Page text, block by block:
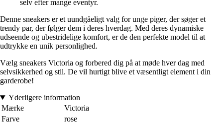
selv efter mange eventyr.
Denne sneakers er et uundgåeligt valg for unge piger, der søger et
trendy par, der følger dem i deres hverdag. Med deres dynamiske
udseende og ubestridelige komfort, er de den perfekte model til at
udtrykke en unik personlighed.
Vælg sneakers Victoria og forbered dig på at møde hver dag med
selvsikkerhed og stil. De vil hurtigt blive et væsentligt element i din
garderobe!
Yderligere information
Mærke
Victoria
Farve
rose